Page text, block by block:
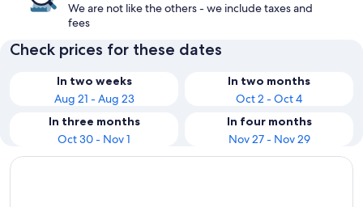
We are not like the others - we include taxes and
fees
Check prices for these dates
In two weeks
Aug 21 - Aug 23
In two months
Oct 2 - Oct 4
In three months
Oct 30 - Nov 1
In four months
Nov 27 - Nov 29